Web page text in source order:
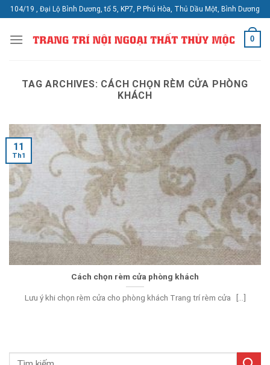
Skip
to
content
104/19 , Đại Lộ Bình Dương, tổ 5, KP7, P Phú Hòa, Thủ Dầu Một, Bình Dương
0
TAG ARCHIVES: CÁCH CHỌN RÈM CỬA PHÒNG
KHÁCH
Cách chọn rèm cửa phòng khách
Lưu ý khi chọn rèm cửa cho phòng khách Trang trí rèm cửa [...]
11
Th1